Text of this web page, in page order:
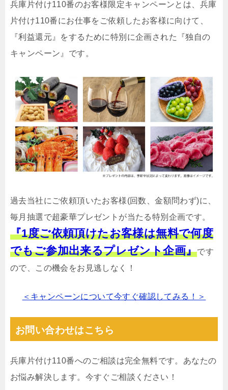
兵庫片付け110番のお客様限定キャンペーンとは、兵庫
片付け110番にお仕事をご依頼したお客様に向けて、
『利益還元』をするために特別に企画された『独自の
キャンペーン』です。
過去当社にご依頼頂いたお客様(回数、金額問わず)に、
毎月抽選で超豪華プレゼントが当たる特別企画です。
『1度ご依頼頂けたお客様は無料で何度
でもご参加出来るプレゼント企画』です
ので、この機会をお見逃しなく！
＜キャンペーンについて今すぐ確認してみる！＞
お問い合わせはこちら
兵庫片付け110番へのご相談は完全無料です。あなたの
お悩み解決します。今すぐご相談ください！